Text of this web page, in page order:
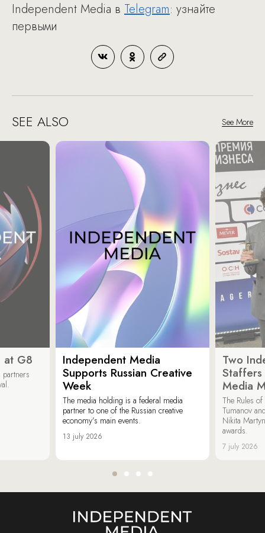
Independent Media в Telegram: узнайте
первыми
SEE ALSO See More
at G8
Independent Media
Supports Russian Creative
Week
The media holding is a federal media
partner to one of the Russian creative
economy’s main events.
13 july 2026
Two
Media
The Rules
Tumanov
Nikita
awards.
7 july 2026